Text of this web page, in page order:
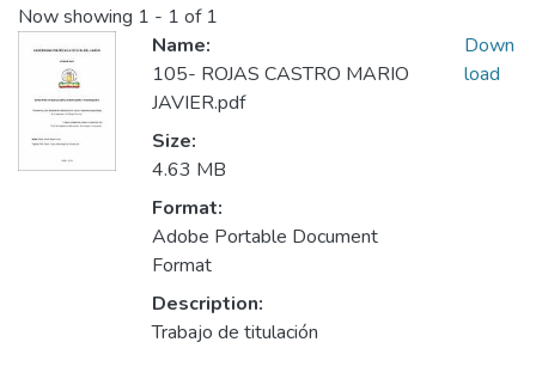
Now showing 1 - 1 of 1
Name:
105- ROJAS CASTRO MARIO
JAVIER.pdf
Size:
4.63 MB
Format:
Adobe Portable Document
Format
Description:
Trabajo de titulación
Down
load